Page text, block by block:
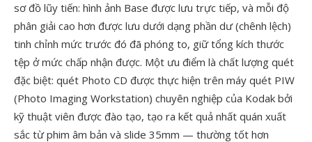
sơ đồ lũy tiến: hình ảnh Base được lưu trực tiếp, và mỗi độ
phân giải cao hơn được lưu dưới dạng phần dư (chênh lệch)
tinh chỉnh mức trước đó đã phóng to, giữ tổng kích thước
tệp ở mức chấp nhận được. Một ưu điểm là chất lượng quét
đặc biệt: quét Photo CD được thực hiện trên máy quét PIW
(Photo Imaging Workstation) chuyên nghiệp của Kodak bởi
kỹ thuật viên được đào tạo, tạo ra kết quả nhất quán xuất
sắc từ phim âm bản và slide 35mm — thường tốt hơn